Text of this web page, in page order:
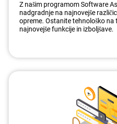
Z našim programom Software
nadgradnje na najnovejše
opreme. Ostanite tehnološko na
najnovejše funkcije in izboljšave.